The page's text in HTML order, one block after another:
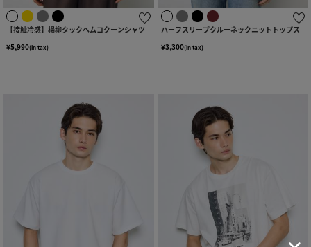
【接触冷感】楊柳タックヘムコクーンシャツ
¥5,990(in tax)
ハーフスリーブクルーネックニットトップス
¥3,300(in tax)